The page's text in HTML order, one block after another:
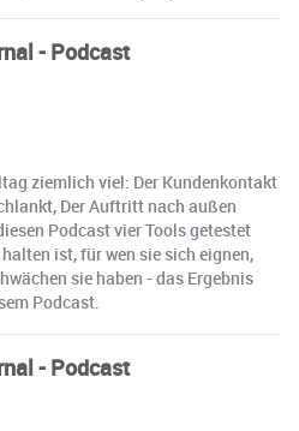
- Podcast
ziemlich viel: Der Kundenkontakt
Der Auftritt nach außen
Podcast vier Tools getestet
ist, für wen sie sich eignen,
sie haben - das Ergebnis
Podcast.
- Podcast